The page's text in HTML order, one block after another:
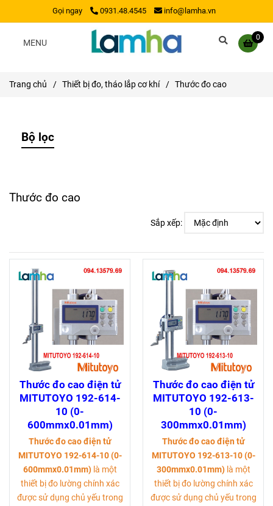
Gọi ngay 0931.48.4545 info@lamha.vn
0
MENU
Trang chủ / Thiết bị đo, tháo lắp cơ khí / Thước đo cao
Bộ lọc
Thước đo cao
Sắp xếp:
Thước đo cao điện tử
MITUTOYO 192-614-
10 (0-
600mmx0.01mm)
Thước đo cao điện tử
MITUTOYO 192-614-10 (0-
600mmx0.01mm) là một
thiết bị đo lường chính xác
được sử dụng chủ yếu trong
Thước đo cao điện tử
MITUTOYO 192-613-
10 (0-
300mmx0.01mm)
Thước đo cao điện tử
MITUTOYO 192-613-10 (0-
300mmx0.01mm) là một
thiết bị đo lường chính xác
được sử dụng chủ yếu trong